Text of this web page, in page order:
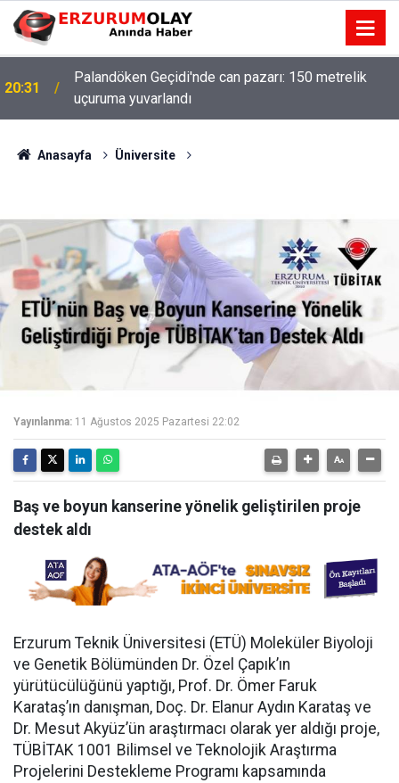
20:31
Palandöken Geçidi'nde can pazarı: 150 metrelik
uçuruma yuvarlandı
Anasayfa Üniversite
Yayınlanma: 11 Ağustos 2025 Pazartesi 22:02
Baş ve boyun kanserine yönelik geliştirilen proje
destek aldı
Erzurum Teknik Üniversitesi (ETÜ) Moleküler Biyoloji
ve Genetik Bölümünden Dr. Özel Çapık’ın
yürütücülüğünü yaptığı, Prof. Dr. Ömer Faruk
Karataş’ın danışman, Doç. Dr. Elanur Aydın Karataş ve
Dr. Mesut Akyüz’ün araştırmacı olarak yer aldığı proje,
TÜBİTAK 1001 Bilimsel ve Teknolojik Araştırma
Projelerini Destekleme Programı kapsamında